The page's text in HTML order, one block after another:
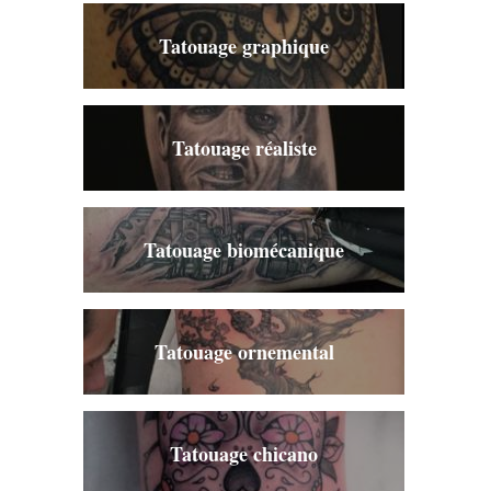
Tatouage graphique
Tatouage réaliste
Tatouage biomécanique
Tatouage ornemental
Tatouage chicano